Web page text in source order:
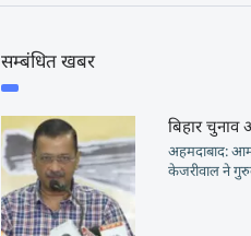
सम्बंधित खबर
बिहार
अहमदाबाद: आम
केजरीवाल ने